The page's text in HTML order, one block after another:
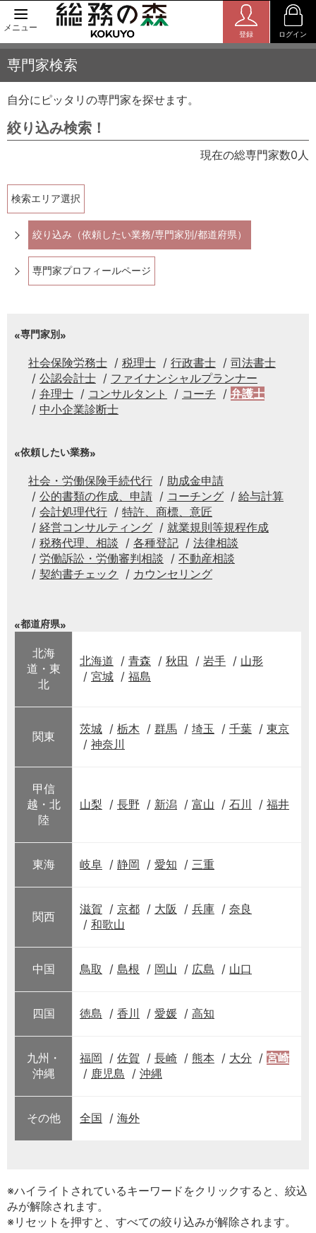
メニュー
登録 ログイン
専門家検索
自分にピッタリの専門家を探せます。
絞り込み検索！
現在の総専門家数0人
検索エリア選択
絞り込み（依頼したい業務/専門家別/都道府県）
専門家プロフィールページ
専門家別
社会保険労務士 税理士 行政書士
司法書士
公認会計士
ファイナンシャルプランナー
弁理士
コンサルタント コーチ
弁護士
中小企業診断士
依頼したい業務
社会・労働保険手続代行
助成金申請
公的書類の作成、申請
コーチング
給与計算
会計処理代行
特許、商標、意匠
経営コンサルティング
就業規則等規程作成
税務代理、相談
各種登記
法律相談
労働訴訟・労働審判相談
不動産相談
契約書チェック
カウンセリング
都道府県
北海
道・東
北
北海道 青森 秋田 岩手
山形
宮城
福島
関東
茨城 栃木 群馬 埼玉 千葉
東京
神奈川
甲信
越・北
陸
山梨 長野 新潟 富山 石川 福井
東海 岐阜 静岡 愛知 三重
関西
滋賀 京都 大阪 兵庫
奈良
和歌山
中国 鳥取 島根 岡山 広島 山口
四国 徳島 香川 愛媛 高知
九州・
沖縄
福岡 佐賀 長崎 熊本 大分
宮崎
鹿児島
沖縄
その他 全国 海外
※ハイライトされているキーワードをクリックすると、絞込
みが解除されます。
※リセットを押すと、すべての絞り込みが解除されます。